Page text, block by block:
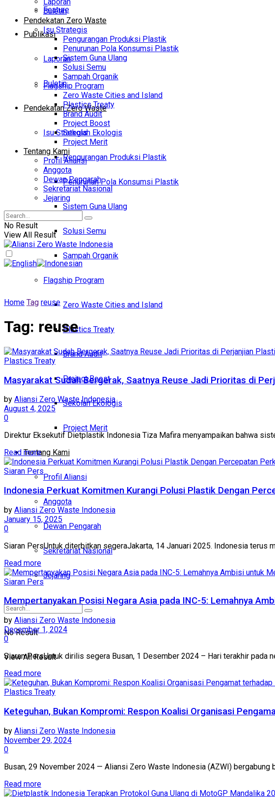
Feature
Publikasi
Laporan
Buletin
Pendekatan Zero Waste
Isu Strategis
Pengurangan Produksi Plastik
Penurunan Pola Konsumsi Plastik
Sistem Guna Ulang
Solusi Semu
Sampah Organik
Flagship Program
Zero Waste Cities and Island
Plastics Treaty
Brand Audit
Project Boost
Sekolah Ekologis
Project Merit
Tentang Kami
Profil Aliansi
Anggota
Dewan Pengarah
Sekretariat Nasional
Jejaring
No Result
View All Result
Buletin
Pendekatan Zero Waste
Isu Strategis
Pengurangan Produksi Plastik
Penurunan Pola Konsumsi Plastik
Sistem Guna Ulang
Solusi Semu
Sampah Organik
Flagship Program
Zero Waste Cities and Island
Plastics Treaty
Brand Audit
Project Boost
Sekolah Ekologis
Project Merit
Tentang Kami
Profil Aliansi
Anggota
Dewan Pengarah
Sekretariat Nasional
Jejaring
No Result
View All Result
Home Tag reuse
Tag: reuse
Plastics Treaty
Masyarakat Sudah Bergerak, Saatnya Reuse Jadi Prioritas di
by Aliansi Zero Waste Indonesia
August 4, 2025
0
Direktur Eksekutif Dietplastik Indonesia Tiza Mafira menyampaikan bahwa
Read more
Siaran Pers
Indonesia Perkuat Komitmen Kurangi Polusi Plastik Dengan
by Aliansi Zero Waste Indonesia
January 15, 2025
0
Siaran PersUntuk diterbitkan segeraJakarta, 14 Januari 2025. Indonesia terus
Read more
Siaran Pers
Mempertanyakan Posisi Negara Asia pada INC-5: Lemahnya
by Aliansi Zero Waste Indonesia
December 1, 2024
0
Siaran PersUntuk dirilis segera Busan, 1 Desember 2024 – Hari terakhir pada
Read more
Plastics Treaty
Keteguhan, Bukan Kompromi: Respon Koalisi Organisasi
by Aliansi Zero Waste Indonesia
November 29, 2024
0
Busan, 29 November 2024 — Aliansi Zero Waste Indonesia (AZWI)
Read more